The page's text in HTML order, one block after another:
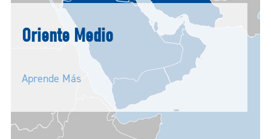
Oriente Medio
Aprende Más